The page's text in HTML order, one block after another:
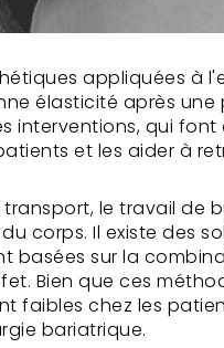
appliquées à
élasticité après
interventions, qui
et les aider à
le travail
corps. Il existe des
basées sur la
Bien que ces
faibles chez les
bariatrique.